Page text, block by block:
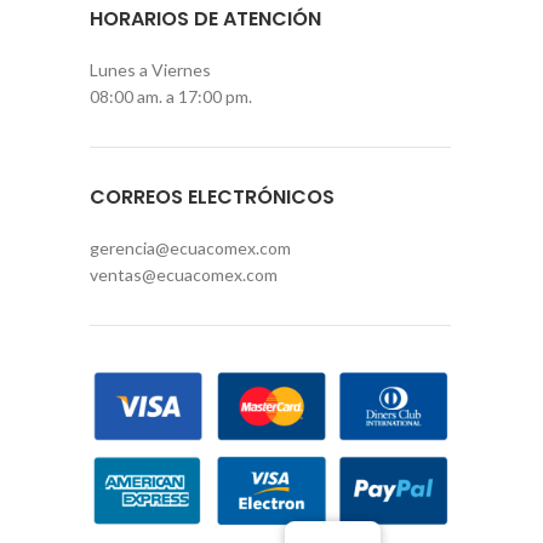
HORARIOS DE ATENCIÓN
Lunes a Viernes
08:00 am. a 17:00 pm.
CORREOS ELECTRÓNICOS
gerencia@ecuacomex.com
ventas@ecuacomex.com